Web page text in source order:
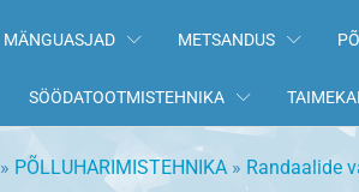
MÄNGUASJAD METSANDUS
SÖÖDATOOTMISTEHNIKA
» PÕLLUHARIMISTEHNIKA » Randaalide